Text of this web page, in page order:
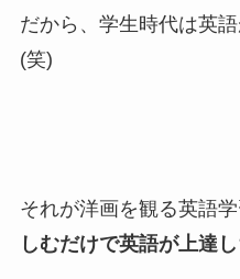
だから、学生時代は英
(笑)
それが洋画を観る英語学
しむだけで英語が上達